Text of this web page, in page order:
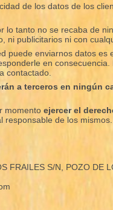
de los datos de los
lo tanto no se recaba de
ni publicitarios ni con
puede enviarnos datos
en
contactado.
a terceros en ningún
momento ejercer el
responsable de los mismos.
FRAILES S/N, POZO DE